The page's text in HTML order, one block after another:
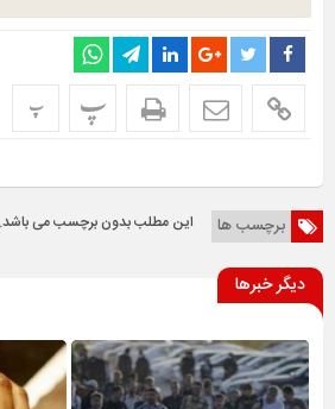
پ پ
برچسب ها این مطلب بدون برچسب می باشد.
دیگر خبرها